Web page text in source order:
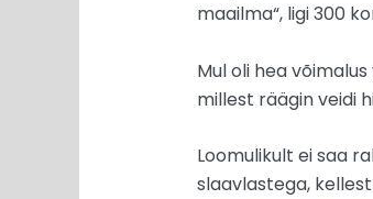
maailma“, ligi 300
Mul oli hea
millest räägin veidi
Loomulikult ei saa
slaavlastega,